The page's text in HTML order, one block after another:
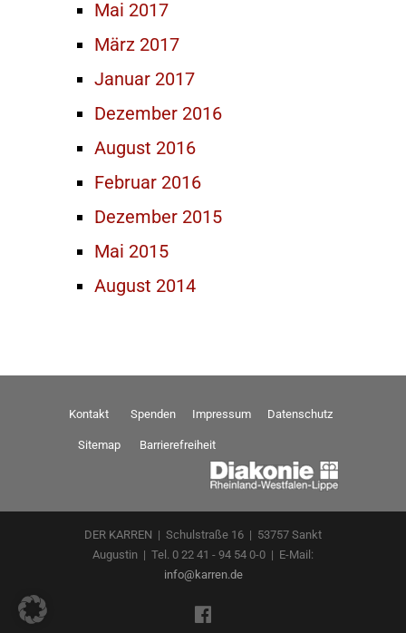
Mai 2017
März 2017
Januar 2017
Dezember 2016
August 2016
Februar 2016
Dezember 2015
Mai 2015
August 2014
Kontakt Spenden Impressum Datenschutz
Sitemap Barrierefreiheit
DER KARREN | Schulstraße 16 | 53757 Sankt
Augustin | Tel. 0 22 41 - 94 54 0-0 | E-Mail:
info@karren.de